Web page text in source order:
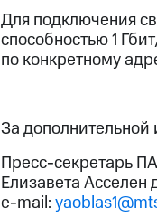
Для подключения
способностью 1
по конкретному
За
Пресс-секретарь
Елизавета Асселен
e-mail: